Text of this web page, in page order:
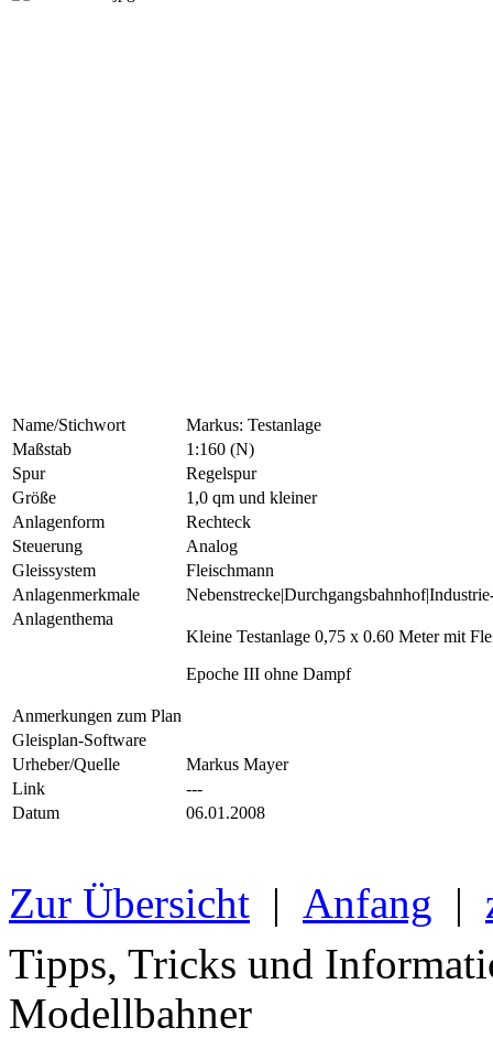
Name/Stichwort
Markus: Testanlage
Maßstab
1:160 (N)
Spur
Regelspur
Größe
1,0 qm und kleiner
Anlagenform
Rechteck
Steuerung
Analog
Gleissystem
Fleischmann
Anlagenmerkmale
Anlagenthema
Kleine Testanlage 0,75 x 0.60 Meter mit
Epoche III ohne Dampf
Anmerkungen zum Plan
Gleisplan-Software
Urheber/Quelle
Markus Mayer
Link
---
Datum
06.01.2008
Zur Übersicht | Anfang |
Tipps, Tricks und
Modellbahner